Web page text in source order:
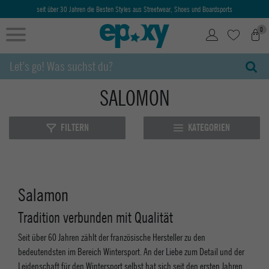
seit über 30 Jahren die Besten Styles aus Streetwear, Shoes und Boardsports
0
SALOMON
FILTERN KATEGORIEN
Salamon
Tradition verbunden mit Qualität
Seit über 60 Jahren zählt der französische Hersteller zu den
bedeutendsten im Bereich Wintersport. An der Liebe zum Detail und der
Leidenschaft für den Wintersport selbst hat sich seit den ersten Jahren